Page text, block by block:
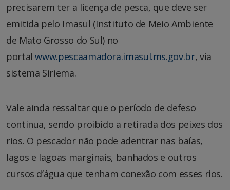
precisarem ter a licença de pesca, que deve ser
emitida pelo Imasul (Instituto de Meio Ambiente
de Mato Grosso do Sul) no
portalwww.pescaamadora.imasul.ms.gov.br, via
sistema Siriema.
Vale ainda ressaltar que o período de defeso
continua, sendo proibido a retirada dos peixes dos
rios. O pescador não pode adentrar nas baías,
lagos e lagoas marginais, banhados e outros
cursos d’água que tenham conexão com esses rios.